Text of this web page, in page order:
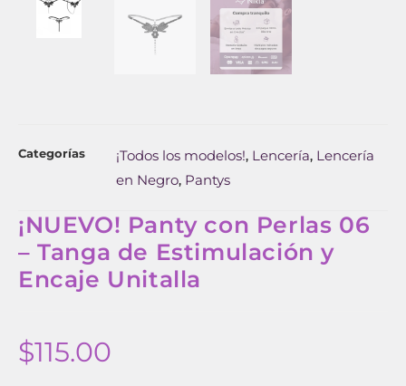
Categorías ¡Todos los modelos!, Lencería, Lencería
en Negro, Pantys
¡NUEVO! Panty con Perlas 06
– Tanga de Estimulación y
Encaje Unitalla
$115.00